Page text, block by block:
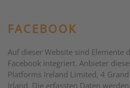
FACEBOOK
Auf dieser Website sind Elemente
Facebook integriert. Anbieter
Platforms Ireland Limited, 4
Irland. Die erfassten Daten